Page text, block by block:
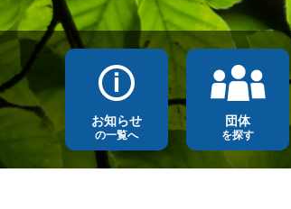
お知らせ
の一覧へ
団体
を探す